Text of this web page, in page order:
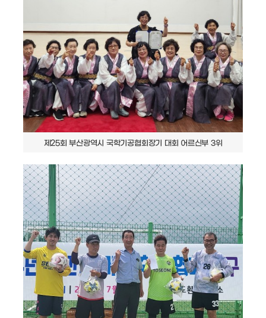
제25회 부산광역시 국학기공협회장기 대회 어르신부 3위